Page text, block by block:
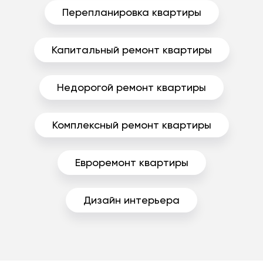
Перепланировка квартиры
Капитальный ремонт квартиры
Недорогой ремонт квартиры
Комплексный ремонт квартиры
Евроремонт квартиры
Дизайн интерьера